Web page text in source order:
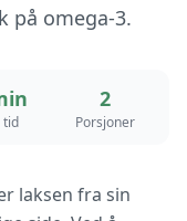
på omega-3.
tid
2
Porsjoner
laksen fra sin